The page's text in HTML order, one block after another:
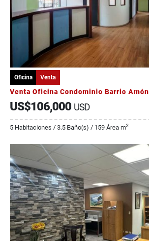
Oficina Venta
Venta Oficina Condominio Barrio Amón
US$106,000 USD
5 Habitaciones / 3.5 Baño(s) / 159 Área m2